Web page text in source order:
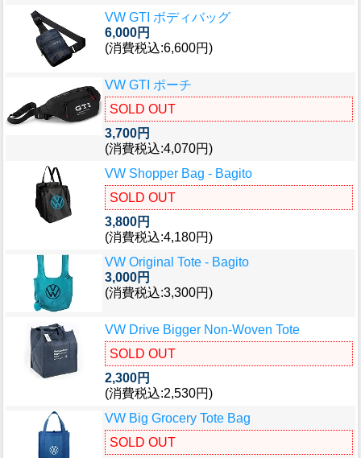
VW GTI ボディバッグ
6,000円
(消費税込:6,600円)
VW GTI ポーチ
SOLD OUT
3,700円
(消費税込:4,070円)
VW Shopper Bag - Bagito
SOLD OUT
3,800円
(消費税込:4,180円)
VW Original Tote - Bagito
3,000円
(消費税込:3,300円)
VW Drive Bigger Non-Woven Tote
SOLD OUT
2,300円
(消費税込:2,530円)
VW Big Grocery Tote Bag
SOLD OUT